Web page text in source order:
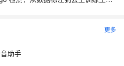
更多
助手